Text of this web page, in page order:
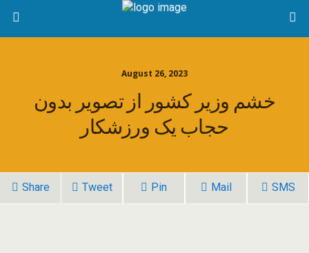
August 26, 2023
خشم وزیر کشور از تصویر بدون
حجاب یک ورزشکار
Share Tweet Pin Mail SMS